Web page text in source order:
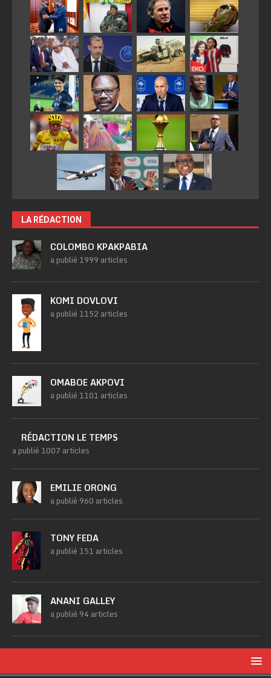
LA RÉDACTION
COLOMBO KPAKPABIA
a publié 1999 articles
KOMI DOVLOVI
a publié 1152 articles
OMABOE AKPOVI
a publié 1101 articles
RÉDACTION LE TEMPS
a publié 1007 articles
EMILIE ORONG
a publié 960 articles
TONY FEDA
a publié 151 articles
ANANI GALLEY
a publié 94 articles